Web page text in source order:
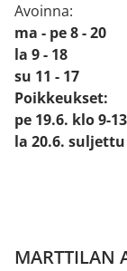
Avoinna:
ma - pe 8 - 20
la 9 - 18
su 11 - 17
Poikkeukset:
pe 19.6. klo 9-13
la 20.6. suljettu
MARTTILAN